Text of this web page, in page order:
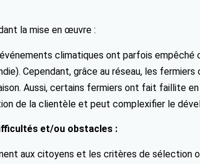
la mise en œuvre :
climatiques ont parfois
Cependant, grâce au réseau, les
Aussi, certains fermiers ont fait faillite
de la clientèle et peut complexifier le
et/ou obstacles :
aux citoyens et les critères de sélection